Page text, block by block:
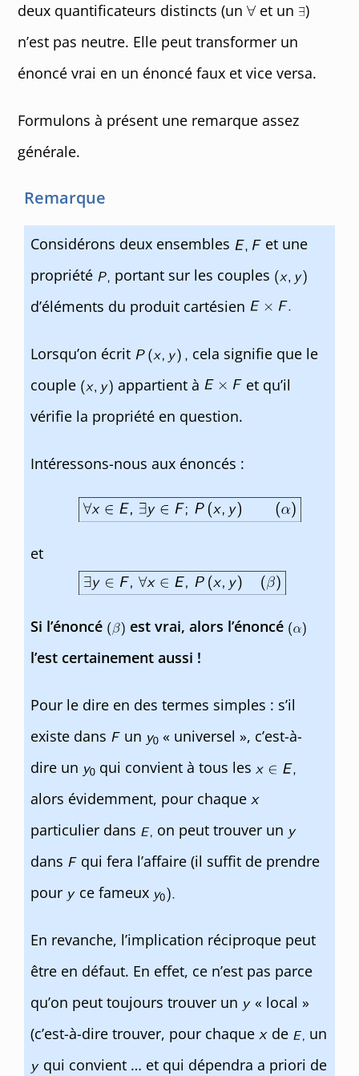
deux quantificateurs distincts (un
et un
)
n’est pas neutre. Elle peut transformer un
énoncé vrai en un énoncé faux et vice versa.
Formulons à présent une remarque assez
générale.
Remarque
Considérons deux ensembles
et une
propriété
portant sur les couples
d’éléments du produit cartésien
Lorsqu’on écrit
cela signifie que le
couple
appartient à
et qu’il
vérifie la propriété en question.
Intéressons-nous aux énoncés :
et
Si l’énoncé
est vrai, alors l’énoncé
l’est certainement aussi !
Pour le dire en des termes simples : s’il
existe dans
un
« universel », c’est-à-
dire un
qui convient à tous les
alors évidemment, pour chaque
particulier dans
on peut trouver un
dans
qui fera l’affaire (il suffit de prendre
pour
ce fameux
En revanche, l’implication réciproque peut
être en défaut. En effet, ce n’est pas parce
qu’on peut toujours trouver un
« local »
(c’est-à-dire trouver, pour chaque
de
un
qui convient … et qui dépendra a priori de